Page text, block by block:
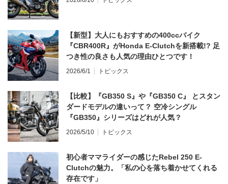
【新型】大人にもおすすめの400ccバイク
『CBR400R』がHonda E-Clutchを新搭載!? 足
つき性の良さも人気の理由ひとつです！
2026/6/1 トピックス
【比較】『GB350 S』や『GB350 C』 とスタン
ダードモデルの違いって？ 空冷シングル
『GB350』シリーズはどれが人気？
2026/5/10 トピックス
初心者ママライダーの感じたRebel 250 E-
Clutchの魅力。「私の心を落ち着かせてくれる
存在です」